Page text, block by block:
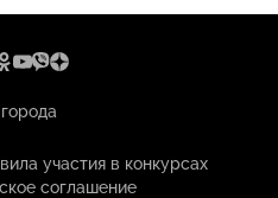
участия в конкурсах
соглашение